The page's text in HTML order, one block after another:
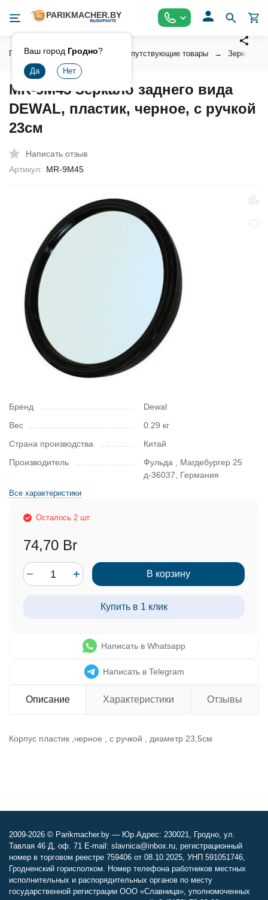
Ваш город Гродно?
Главная Аксессуары Сопутствующие товары Зеркала
MR-9M45 Зеркало заднего вида
DEWAL, пластик, черное, с ручкой
23см
Написать отзыв
Артикул: MR-9M45
Бренд
Dewal
Вес
0.29 кг
Страна производства
Китай
Производитель
Фульда , Магдебургер 25
д-36037, Германия
Все характеристики
Осталось 2 шт.
74,70 Br
В корзину
Купить в 1 клик
Написать в Whatsapp
Написать в Telegram
Описание Характеристики Отзывы
Корпус пластик ,черное , с ручкой , диаметр 23,5см
2009-2026 © Parikmacher.by — Юр.Адрес: 230021, Гродно, ул.
Тавлая 46 Д, оф. 71 E-mail: slavnica@inbox.ru, регистрационный
номер в торговом реестре 759406 от 08.10.2025, УНП 591051746,
Гродненский горисполком. Номер телефона работников местных
исполнительных и распорядительных органов по месту
государственной регистрации ООО «Славница», уполномоченных